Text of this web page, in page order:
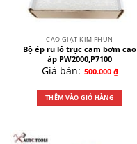
CAO GIẬT KIM PHUN
Bộ ép ru lô trục cam bơm cao
áp PW2000,P7100
Giá bán: 500.000 ₫
THÊM VÀO GIỎ HÀNG